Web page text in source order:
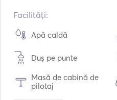
Facilități:
Apă caldă
Duș pe punte
Masă de cabină de
pilotaj